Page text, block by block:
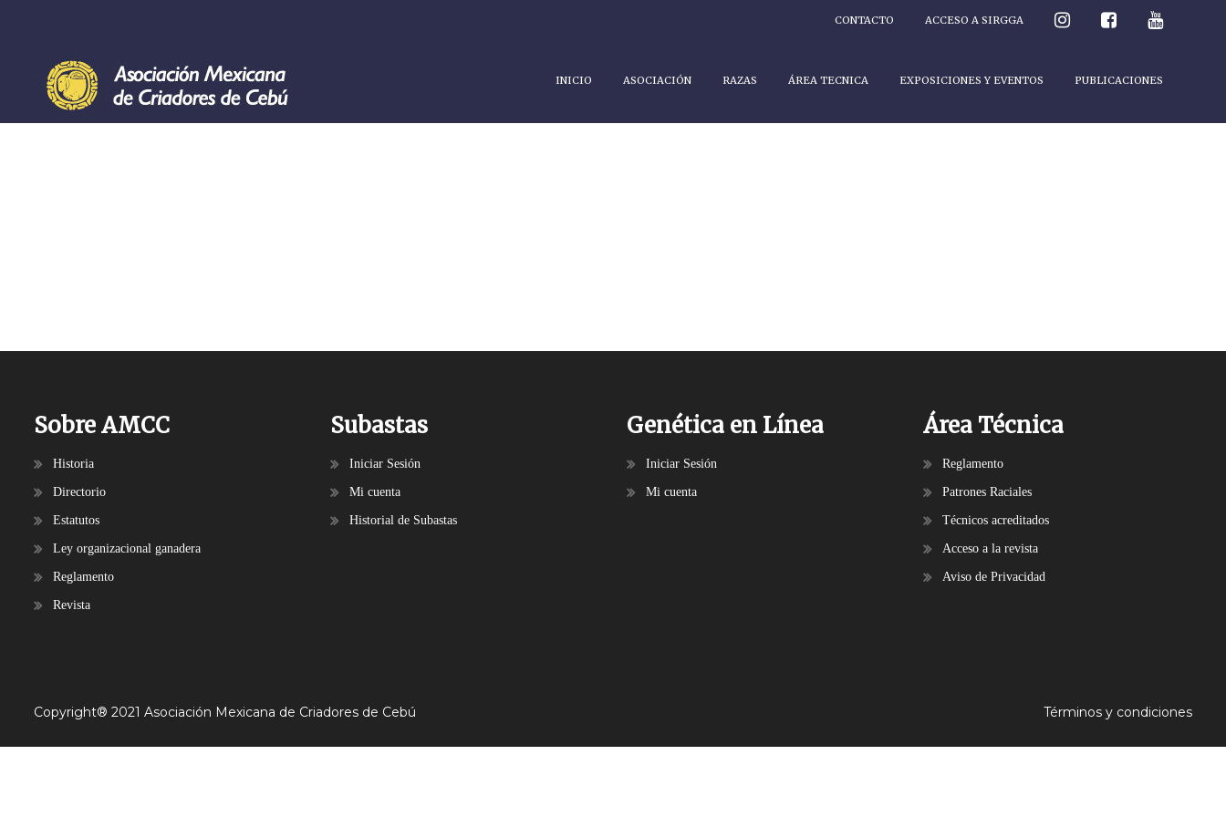
CONTACTO ACCESO A SIRGGA
INICIO ASOCIACIÓN RAZAS ÁREA TECNICA EXPOSICIONES Y EVENTOS PUBLICACIONES
Sobre AMCC
Historia
Directorio
Estatutos
Ley organizacional ganadera
Reglamento
Revista
Subastas
Iniciar Sesión
Mi cuenta
Historial de Subastas
Genética en Línea
Iniciar Sesión
Mi cuenta
Área Técnica
Reglamento
Patrones Raciales
Técnicos acreditados
Acceso a la revista
Aviso de Privacidad
Copyright® 2021 Asociación Mexicana de Criadores de Cebú Términos y condiciones